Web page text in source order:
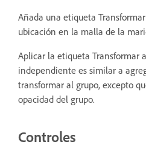
Añada una etiqueta
ubicación en la malla de la
Aplicar la etiqueta Transformar
independiente es similar a
transformar al grupo, excepto
opacidad del grupo.
Controles